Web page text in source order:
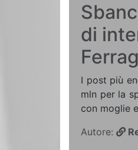
di
I post più
mln per la
con moglie
Autore: